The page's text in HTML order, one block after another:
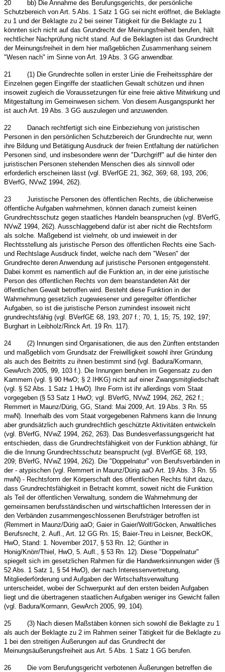
20
bb) Die Annahme des Berufungsgerichts, der persönliche
Schutzbereich von Art. 5 Abs. 1 Satz 1 GG sei nicht eröffnet, die Beklagte
zu 1 und der Beklagte zu 2 bei seiner Tätigkeit für die Beklagte zu 1
könnten sich nicht auf das Grundrecht der Meinungsfreiheit berufen, hält
rechtlicher Nachprüfung nicht stand. Auf die Beklagten ist das Grundrecht
der Meinungsfreiheit in dem hier maßgeblichen Zusammenhang seinem
"Wesen nach" im Sinne von Art. 19 Abs. 3 GG anwendbar.
21 (1) Die Grundrechte sollen in erster Linie die Freiheitssphäre der
Einzelnen gegen Eingriffe der staatlichen Gewalt schützen und ihnen
insoweit zugleich die Voraussetzungen für eine freie aktive Mitwirkung und
Mitgestaltung im Gemeinwesen sichern. Von diesem Ausgangspunkt her
ist auch Art. 19 Abs. 3 GG auszulegen und anzuwenden.
22
Danach rechtfertigt sich eine Einbeziehung von juristischen
Personen in den persönlichen Schutzbereich der Grundrechte nur, wenn
ihre Bildung und Betätigung Ausdruck der freien Entfaltung der natürlichen
Personen sind, und insbesondere wenn der "Durchgriff" auf die hinter den
juristischen Personen stehenden Menschen dies als sinnvoll oder
erforderlich erscheinen lässt (vgl. BVerfGE 21, 362, 369; 68, 193, 206;
BVerfG, NVwZ 1994, 262).
23 Juristische Personen des öffentlichen Rechts, die üblicherweise
öffentliche Aufgaben wahrnehmen, können danach zumeist keinen
Grundrechtsschutz gegen staatliches Handeln beanspruchen (vgl. BVerfG,
NVwZ 1994, 262). Ausschlaggebend dafür ist aber nicht die Rechtsform
als solche. Maßgebend ist vielmehr, ob und inwieweit in der
Rechtsstellung als juristische Person des öffentlichen Rechts eine Sach-
und Rechtslage Ausdruck findet, welche nach dem "Wesen" der
Grundrechte deren Anwendung auf juristische Personen entgegensteht.
Dabei kommt es namentlich auf die Funktion an, in der eine juristische
Person des öffentlichen Rechts von dem beanstandeten Akt der
öffentlichen Gewalt betroffen wird. Besteht diese Funktion in der
Wahrnehmung gesetzlich zugewiesener und geregelter öffentlicher
Aufgaben, so ist die juristische Person zumindest insoweit nicht
grundrechtsfähig (vgl. BVerfGE 68, 193, 207 f.; 70, 1, 15; 75, 192, 197;
Burghart in Leibholz/Rinck Art. 19 Rn. 117).
24 (2) Innungen sind Organisationen, die aus den Zünften entstanden
und maßgeblich vom Grundsatz der Freiwilligkeit sowohl ihrer Gründung
als auch des Beitritts zu ihnen bestimmt sind (vgl. Badura/Kormann,
GewArch 2005, 99, 103 f.). Die Innungen beruhen im Gegensatz zu den
Kammern (vgl. § 90 HwO; § 2 IHKG) nicht auf einer Zwangsmitgliedschaft
(vgl. § 52 Abs. 1 Satz 1 HwO). Ihre Form ist ihr allerdings vom Staat
vorgegeben (§ 53 Satz 1 HwO; vgl. BVerfG, NVwZ 1994, 262, 262 f.;
Remmert in Maunz/Dürig, GG, Stand: Mai 2009, Art. 19 Abs. 3 Rn. 55
mwN). Innerhalb des vom Staat vorgegebenen Rahmens kann die Innung
aber grundsätzlich auch grundrechtlich geschützte Aktivitäten entwickeln
(vgl. BVerfG, NVwZ 1994, 262, 263). Das Bundesverfassungsgericht hat
entschieden, dass die Grundrechtsfähigkeit von der Funktion abhängt, für
die die Innung Grundrechtsschutz beansprucht (vgl. BVerfGE 68, 193,
209; BVerfG, NVwZ 1994, 262). Die "Doppelnatur" von Berufsverbänden in
der - atypischen (vgl. Remmert in Maunz/Dürig aaO Art. 19 Abs. 3 Rn. 55
mwN) - Rechtsform der Körperschaft des öffentlichen Rechts führt dazu,
dass Grundrechtsfähigkeit in Betracht kommt, soweit nicht die Funktion
als Teil der öffentlichen Verwaltung, sondern die Wahrnehmung der
gemeinsamen berufsständischen und wirtschaftlichen Interessen der in
den Verbänden zusammengeschlossenen Berufsträger betroffen ist
(Remmert in Maunz/Dürig aaO; Gaier in Gaier/Wolf/Göcken, Anwaltliches
Berufsrecht, 2. Aufl., Art. 12 GG Rn. 15; Baier-Treu in Leisner, BeckOK,
HwO, Stand: 1. November 2017, § 53 Rn. 12; Günther in
Honig/Knörr/Thiel, HwO, 5. Aufl., § 53 Rn. 12). Diese "Doppelnatur"
spiegelt sich im gesetzlichen Rahmen für die Handwerksinnungen wider (§
52 Abs. 1 Satz 1, § 54 HwO), der nach Interessenvertretung,
Mitgliederförderung und Aufgaben der Wirtschaftsverwaltung
unterscheidet, wobei der Schwerpunkt auf den ersten beiden Aufgaben
liegt und die übertragenen staatlichen Aufgaben weniger ins Gewicht fallen
(vgl. Badura/Kormann, GewArch 2005, 99, 104).
25 (3) Nach diesen Maßstäben können sich sowohl die Beklagte zu 1
als auch der Beklagte zu 2 im Rahmen seiner Tätigkeit für die Beklagte zu
1 bei den streitigen Äußerungen auf das Grundrecht der
Meinungsäußerungsfreiheit aus Art. 5 Abs. 1 Satz 1 GG berufen.
26
Die vom Berufungsgericht verbotenen Äußerungen betreffen die